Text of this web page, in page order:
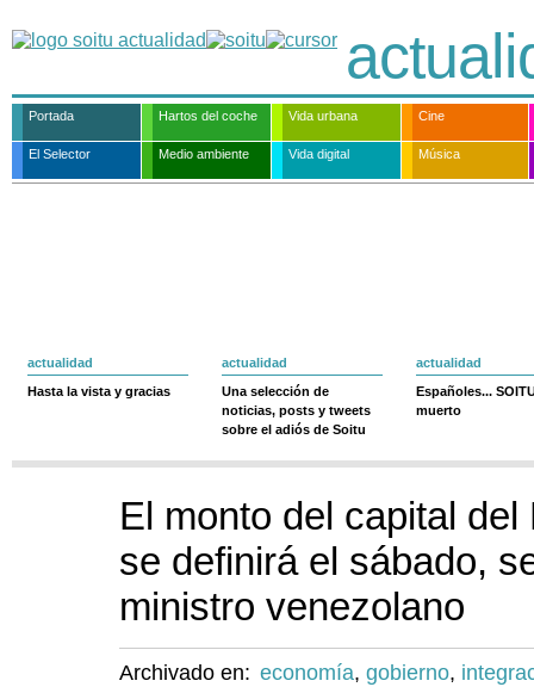
Portada Hartos del coche Vida urbana Cine
El Selector Medio ambiente Vida digital Música
actualidad
Hasta la vista y gracias
actualidad
Una selección de
noticias, posts y tweets
sobre el adiós de Soitu
actualidad
Españoles...
muerto
El monto del capital
se definirá el sábado,
ministro venezolano
Archivado en: economía, gobierno,